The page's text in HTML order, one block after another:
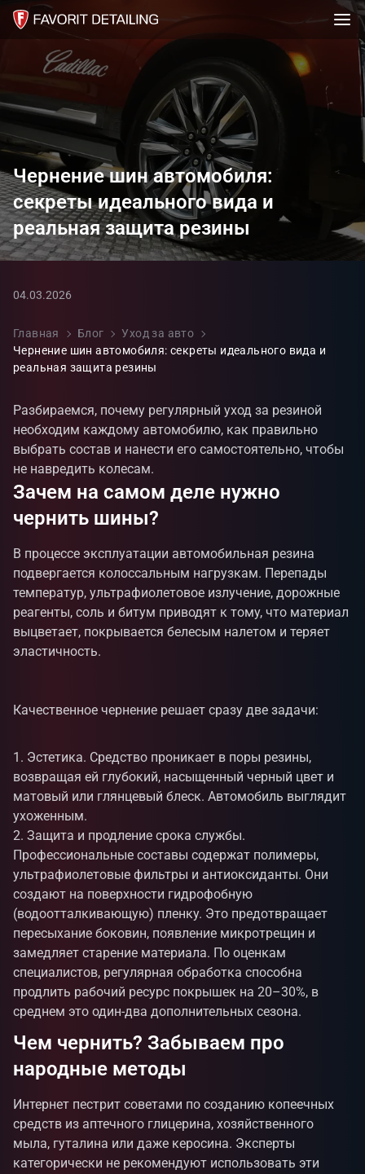
Чернение шин автомобиля:
секреты идеального вида и
реальная защита резины
04.03.2026
Главная Блог
Уход за авто
Чернение шин автомобиля: секреты идеального вида и
реальная защита резины
Разбираемся, почему регулярный уход за резиной
необходим каждому автомобилю, как правильно
выбрать состав и нанести его самостоятельно, чтобы
не навредить колесам.
Зачем на самом деле нужно
чернить шины?
В процессе эксплуатации автомобильная резина
подвергается колоссальным нагрузкам. Перепады
температур, ультрафиолетовое излучение, дорожные
реагенты, соль и битум приводят к тому, что материал
выцветает, покрывается белесым налетом и теряет
эластичность.
Качественное чернение решает сразу две задачи:
Эстетика. Средство проникает в поры резины,
возвращая ей глубокий, насыщенный черный цвет и
матовый или глянцевый блеск. Автомобиль выглядит
ухоженным.
Защита и продление срока службы.
Профессиональные составы содержат полимеры,
ультрафиолетовые фильтры и антиоксиданты. Они
создают на поверхности гидрофобную
(водоотталкивающую) пленку. Это предотвращает
пересыхание боковин, появление микротрещин и
замедляет старение материала. По оценкам
специалистов, регулярная обработка способна
продлить рабочий ресурс покрышек на 20–30%, в
среднем это один-два дополнительных сезона.
Чем чернить? Забываем про
народные методы
Интернет пестрит советами по созданию копеечных
средств из аптечного глицерина, хозяйственного
мыла, гуталина или даже керосина. Эксперты
категорически не рекомендуют использовать эти